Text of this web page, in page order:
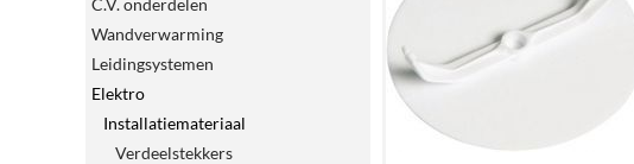
C.V. onderdelen
Wandverwarming
Leidingsystemen
Elektro
Installatiemateriaal
Verdeelstekkers